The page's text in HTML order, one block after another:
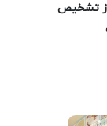
تشخیص